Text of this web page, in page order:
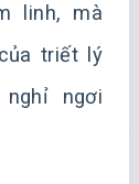
linh, mà
triết lý
nghỉ ngơi